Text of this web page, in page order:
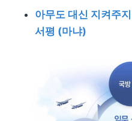
아무도 대신 지켜주
서평 (마냐)